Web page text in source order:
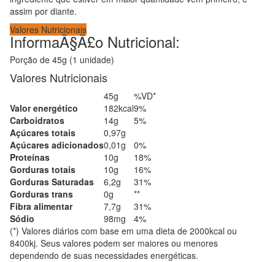
assim por diante.
Valores Nutricionais
InformaÃ§Ã£o Nutricional:
Porção de 45g (1 unidade)
Valores Nutricionais
45g
%VD*
Valor energético
182kcal9%
Carboidratos
14g
5%
Açúcares totais
0,97g
Açúcares adicionados0,01g
0%
Proteínas
10g
18%
Gorduras totais
10g
16%
Gorduras Saturadas
6,2g
31%
Gorduras trans
0g
**
Fibra alimentar
7,7g
31%
Sódio
98mg
4%
(*) Valores diários com base em uma dieta de 2000kcal ou
8400kj. Seus valores podem ser maiores ou menores
dependendo de suas necessidades energéticas.